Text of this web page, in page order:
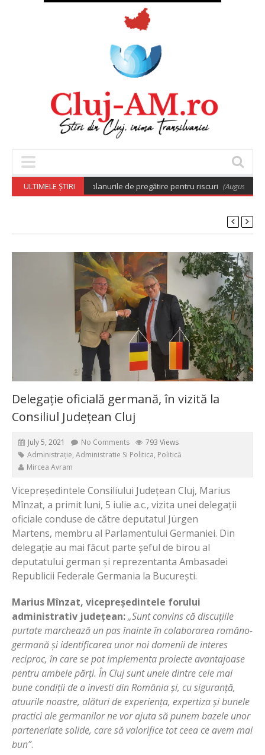
ULTIMELE ȘTIRI
care aprobă planurile de pregătire pentru riscuri (August 7, 2026
Delegație oficială germană, în vizită la
Consiliul Județean Cluj
July 5, 2021 No Comments
793 Views
Administrație, Administratie Si Politica, Politică
Mircea Avram
Vicepreședintele Consiliului Județean Cluj, Marius
Mînzat, a primit luni, 5 iulie a.c., vizita unei delegații
oficiale conduse de către deputatul Jürgen
Martens, membru al Parlamentului Germaniei. Din
delegație au mai făcut parte șeful de birou al
deputatului german și reprezentanta Ambasadei
Republicii Federale Germania la București.
Marius Mînzat, vicepreședintele forului
administrativ județean:„Sunt convins că discuțiile
purtate marchează un pas înainte în colaborarearomâno-
germanăși identificarea unor noi domenii de interes
reciproc, în care se pot implementa proiecte avantajoase
pentru ambele părți. În Cluj sunt unele dintre cele mai
bune condiții de a investi din România și, cu siguranță,
atuurile noastre, alături de experiența, expertiza și bunele
practici ale germanilor ne vor ajuta să punem bazele unor
parteneriate solide, care să valorifice tot ceea ce avem mai
bun”.